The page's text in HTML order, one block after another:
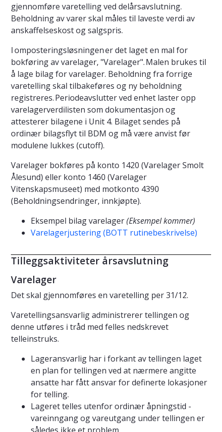
gjennomføre varetelling ved delårsavslutning.
Beholdning av varer skal måles til laveste verdi av
anskaffelseskost og salgspris.
I omposteringsløsningen er det laget en mal for
bokføring av varelager, "Varelager". Malen brukes til
å lage bilag for varelager. Beholdning fra forrige
varetelling skal tilbakeføres og ny beholdning
registreres. Periodeavslutter ved enhet laster opp
varelagerverdilisten som dokumentasjon og
attesterer bilagene i Unit 4. Bilaget sendes på
ordinær bilagsflyt til BDM og må være anvist før
modulene lukkes (cutoff).
Varelager bokføres på konto 1420 (Varelager Smolt
Ålesund) eller konto 1460 (Varelager
Vitenskapsmuseet) med motkonto 4390
(Beholdningsendringer, innkjøpte).
Eksempel bilag varelager(Eksempel kommer)
Varelagerjustering (BOTT rutinebeskrivelse)
Tilleggsaktiviteter årsavslutning
Varelager
Det skal gjennomføres en varetelling per 31/12.
Varetellingsansvarlig administrerer tellingen og
denne utføres i tråd med felles nedskrevet
telleinstruks.
Lageransvarlig har i forkant av tellingen laget
en plan for tellingen ved at nærmere angitte
ansatte har fått ansvar for definerte lokasjoner
for telling.
Lageret telles utenfor ordinær åpningstid -
vareinngang og vareutgang under tellingen er
således ikke et problem.